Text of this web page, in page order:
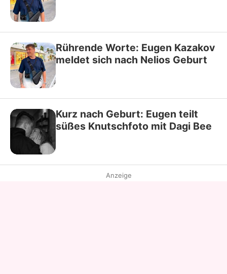
Rührende Worte: Eugen Kazakov
meldet sich nach Nelios Geburt
Kurz nach Geburt: Eugen teilt
süßes Knutschfoto mit Dagi Bee
Anzeige